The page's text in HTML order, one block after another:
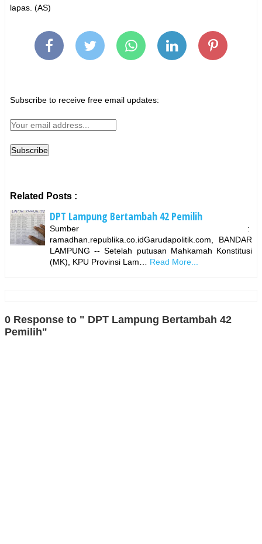
lapas. (AS)
Subscribe to receive free email updates:
Related Posts :
DPT Lampung Bertambah 42 Pemilih
Sumber :
ramadhan.republika.co.idGarudapolitik.com, BANDAR
LAMPUNG -- Setelah putusan Mahkamah Konstitusi
(MK), KPU Provinsi Lam…
Read More...
0 Response to " DPT Lampung Bertambah 42
Pemilih"